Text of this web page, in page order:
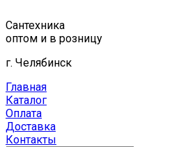
к
содержимому
Сантехника
оптом и в розницу
г. Челябинск
Главная
Каталог
Оплата
Доставка
Контакты